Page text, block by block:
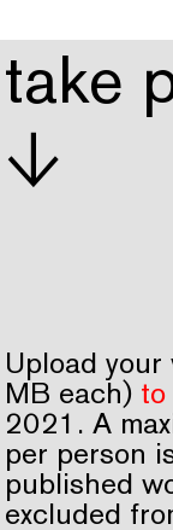
take
↓
Upload
MB each)
2021. A
per person
published
excluded